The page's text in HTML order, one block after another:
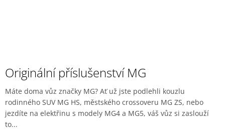
Originální příslušenství MG
Máte doma vůz značky MG? Ať už jste podlehli kouzlu
rodinného SUV MG HS, městského crossoveru MG ZS, nebo
jezdíte na elektřinu s modely MG4 a MG5, váš vůz si zaslouží
to...